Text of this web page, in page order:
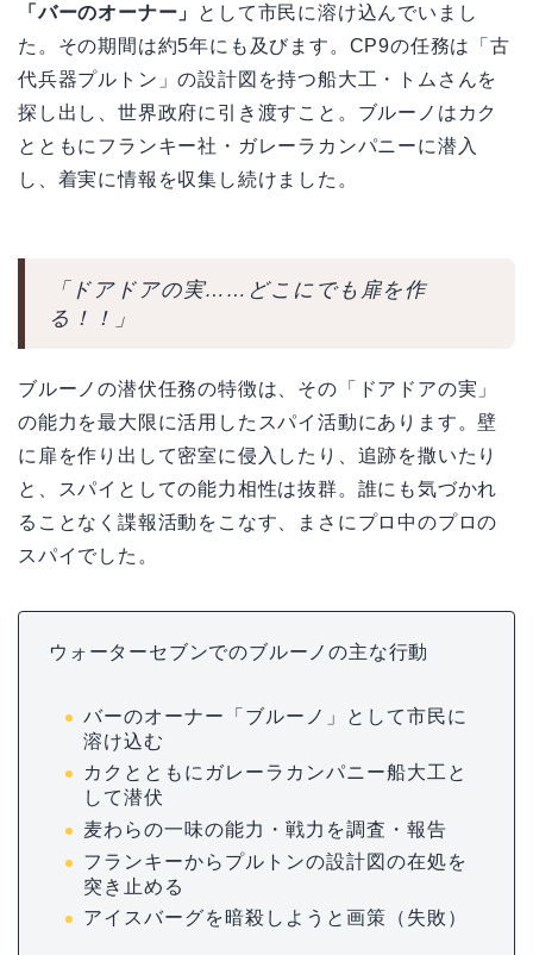
「バーのオーナー」
として市民に溶け込んでいまし
た。その期間は約5年にも及びます。CP9の任務は「古
代兵器プルトン」の設計図を持つ船大工・トムさんを
探し出し、世界政府に引き渡すこと。ブルーノはカク
とともにフランキー社・ガレーラカンパニーに潜入
し、着実に情報を収集し続けました。
「ドアドアの実……どこにでも扉を作
る！！」
ブルーノの潜伏任務の特徴は、その「ドアドアの実」
の能力を最大限に活用したスパイ活動にあります。壁
に扉を作り出して密室に侵入したり、追跡を撒いたり
と、スパイとしての能力相性は抜群。誰にも気づかれ
ることなく諜報活動をこなす、まさにプロ中のプロの
スパイでした。
ウォーターセブンでのブルーノの主な行動
バーのオーナー「ブルーノ」として市民に
溶け込む
カクとともにガレーラカンパニー船大工と
して潜伏
麦わらの一味の能力・戦力を調査・報告
フランキーからプルトンの設計図の在処を
突き止める
アイスバーグを暗殺しようと画策（失敗）